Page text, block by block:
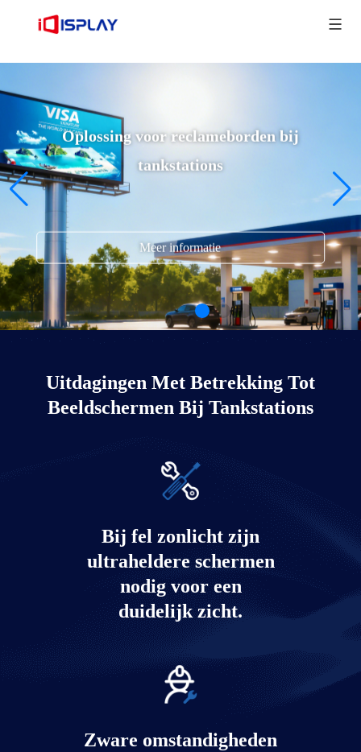
Oplossing voor reclameborden bij
Meer informatie
Uitdagingen Met Betrekking Tot
Beeldschermen Bij Tankstations
Bij fel zonlicht zijn
ultraheldere schermen
nodig voor een
duidelijk zicht.
Zware omstandigheden